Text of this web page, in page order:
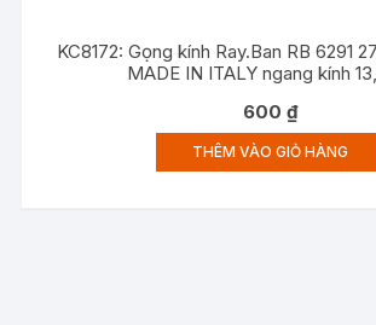
KC8172: Gọng kính Ray.Ban RB 6291
MADE IN ITALY ngang kính
600₫
THÊM VÀO GIỎ HÀNG